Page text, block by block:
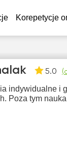
Korepetycje
5.0 (
indywidualne i
Poza tym